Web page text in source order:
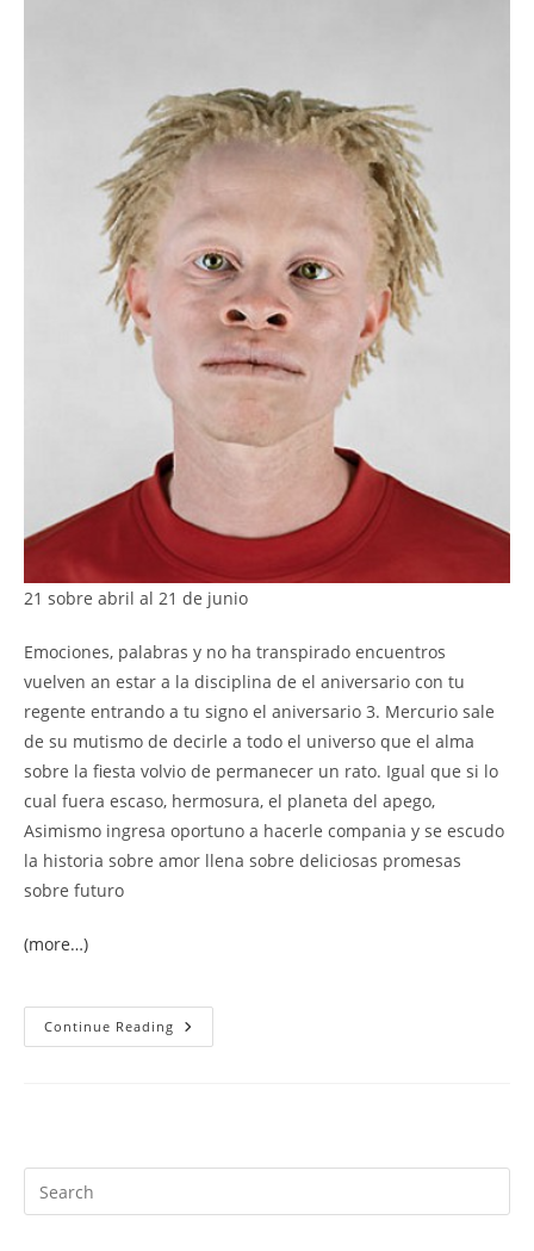
21 sobre abril al 21 de junio
Emociones, palabras y no ha transpirado encuentros
vuelven an estar a la disciplina de el aniversario con tu
regente entrando a tu signo el aniversario 3. Mercurio sale
de su mutismo de decirle a todo el universo que el alma
sobre la fiesta volvio de permanecer un rato. Igual que si lo
cual fuera escaso, hermosura, el planeta del apego,
Asimismo ingresa oportuno a hacerle compania y se escudo
la historia sobre amor llena sobre deliciosas promesas
sobre futuro
(more…)
Continue Reading Horoscopo
Semanal
Sabado
Sobre